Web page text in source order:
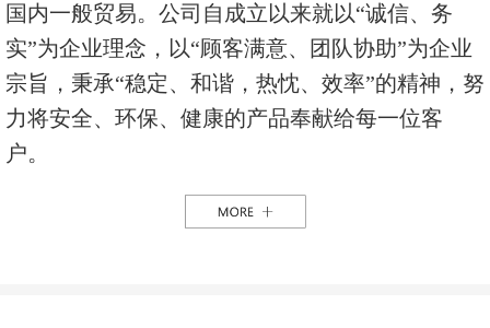
国内一般贸易。公司自成立以来就以“诚信、务
实”为企业理念，以“顾客满意、团队协助”为企业
宗旨，秉承“稳定、和谐，热忱、效率”的精神，努
力将安全、环保、健康的产品奉献给每一位客
户。